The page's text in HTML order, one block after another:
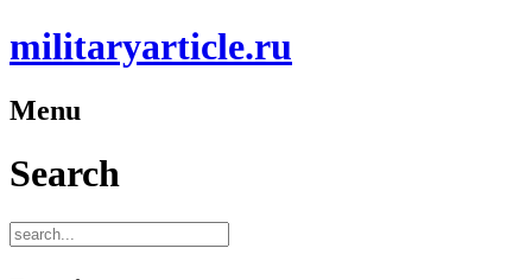
militaryarticle.ru
Menu
Search